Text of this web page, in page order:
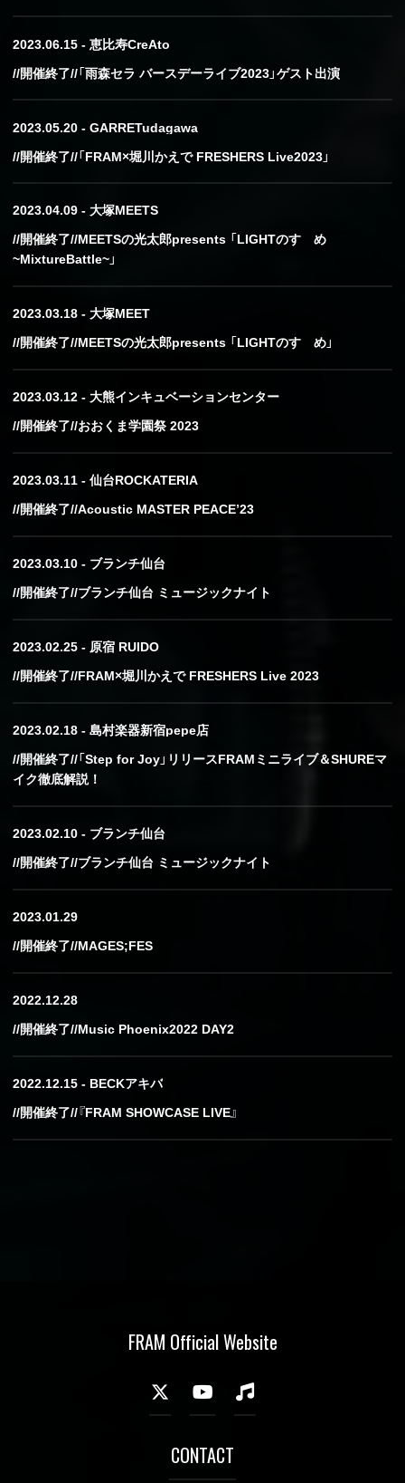
2023.06.15 - 恵比寿CreAto
//開催終了//「雨森セラ バースデーライブ2023」ゲスト出演
2023.05.20 - GARRETudagawa
//開催終了//「FRAM×堀川かえで FRESHERS Live2023」
2023.04.09 - 大塚MEETS
//開催終了//MEETSの光太郎presents 「LIGHTのすゝめ
~MixtureBattle~」
2023.03.18 - 大塚MEET
//開催終了//MEETSの光太郎presents 「LIGHTのすゝめ」
2023.03.12 - 大熊インキュベーションセンター
//開催終了//おおくま学園祭 2023
2023.03.11 - 仙台ROCKATERIA
//開催終了//Acoustic MASTER PEACE’23
2023.03.10 - ブランチ仙台
//開催終了//ブランチ仙台 ミュージックナイト
2023.02.25 - 原宿 RUIDO
//開催終了//FRAM×堀川かえで FRESHERS Live 2023
2023.02.18 - 島村楽器新宿pepe店
//開催終了//「Step for Joy」リリースFRAMミニライブ＆SHUREマ
イク徹底解説！
2023.02.10 - ブランチ仙台
//開催終了//ブランチ仙台 ミュージックナイト
2023.01.29
//開催終了//MAGES;FES
2022.12.28
//開催終了//Music Phoenix2022 DAY2
2022.12.15 - BECKアキバ
//開催終了//『FRAM SHOWCASE LIVE』
FRAM Official Website
CONTACT